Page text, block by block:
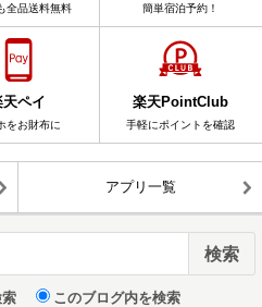
全品送料無料 簡単宿泊予約！
天ペイ
をお財布に
楽天PointClub
手軽にポイントを確認
アプリ一覧
このブログ内を検索